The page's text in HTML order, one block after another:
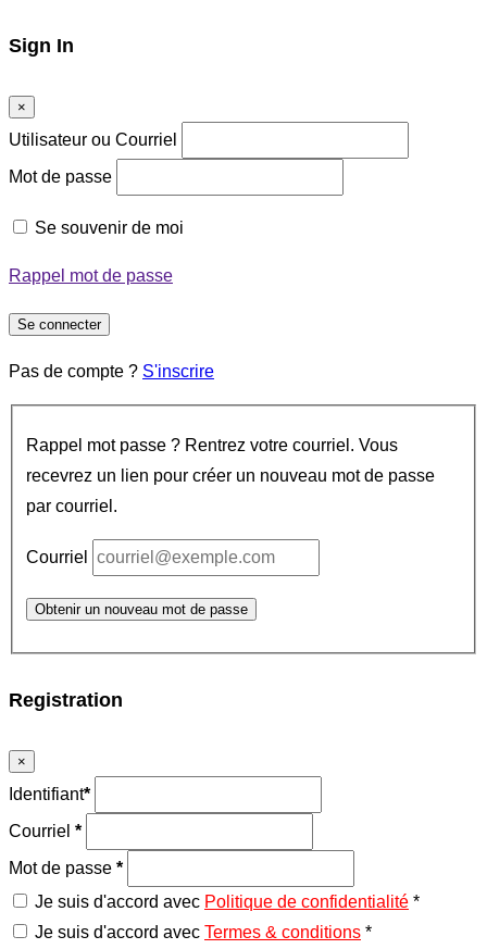
Sign In
×
Utilisateur ou Courriel
Mot de passe
Se souvenir de moi
Rappel mot de passe
Se connecter
Pas de compte ? S'inscrire
Rappel mot passe ? Rentrez votre courriel. Vous
recevrez un lien pour créer un nouveau mot de passe
par courriel.
Courriel
Obtenir un nouveau mot de passe
Registration
×
Identifiant*
Courriel *
Mot de passe *
Je suis d'accord avec Politique de confidentialité *
Je suis d'accord avec Termes & conditions *